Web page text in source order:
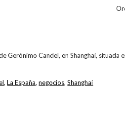
Gerónimo Candel, en Shanghai, situada
,La España,negocios,Shanghai